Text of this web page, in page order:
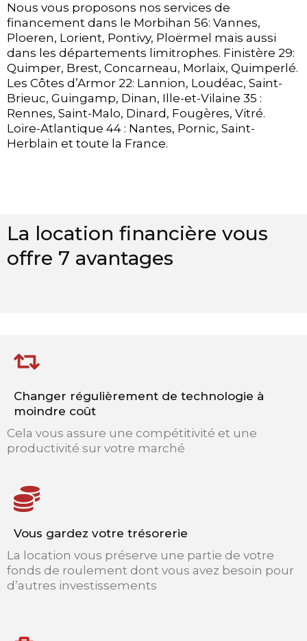
Nous vous proposons nos services de
financement dans le Morbihan 56: Vannes,
Ploeren, Lorient, Pontivy, Ploërmel mais aussi
dans les départements limitrophes. Finistère 29:
Quimper, Brest, Concarneau, Morlaix, Quimperlé.
Les Côtes d’Armor 22: Lannion, Loudéac, Saint-
Brieuc, Guingamp, Dinan, Ille-et-Vilaine 35 :
Rennes, Saint-Malo, Dinard, Fougères, Vitré.
Loire-Atlantique 44 : Nantes, Pornic, Saint-
Herblain et toute la France.
La location financière vous
offre 7 avantages
Changer régulièrement de technologie à
moindre coût
Cela vous assure une compétitivité et une
productivité sur votre marché
Vous gardez votre trésorerie
La location vous préserve une partie de votre
fonds de roulement dont vous avez besoin pour
d’autres investissements